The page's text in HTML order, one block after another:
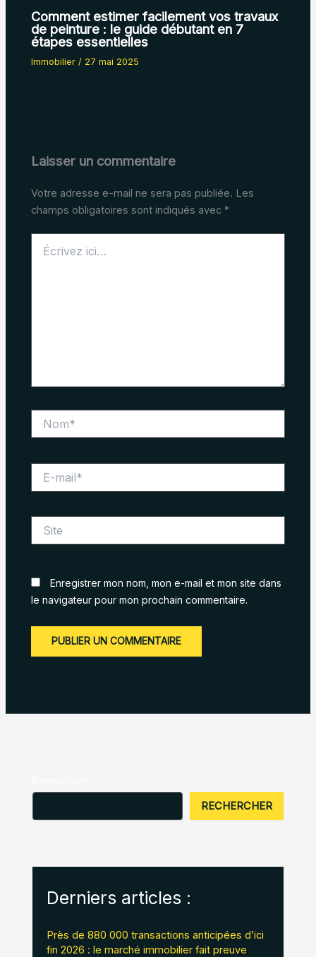
Comment estimer facilement vos travaux
de peinture : le guide débutant en 7
étapes essentielles
Immobilier / 27 mai 2025
Laisser un commentaire
Votre adresse e-mail ne sera pas publiée. Les
champs obligatoires sont indiqués avec*
ici…
mail*
Enregistrer mon nom, mon e-mail et mon site dans
le navigateur pour mon prochain commentaire.
RECHERCHER
Derniers articles :
Près de 880 000 transactions anticipées d’ici
fin 2026 : le marché immobilier fait preuve